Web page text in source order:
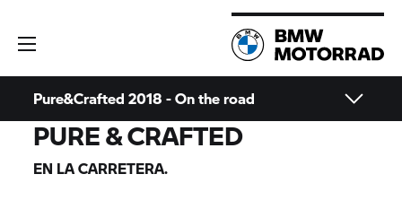
Pure&Crafted 2018 - On the road
PURE & CRAFTED
EN LA CARRETERA.